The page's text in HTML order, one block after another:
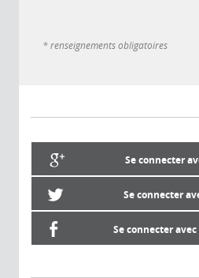
* renseignements obligatoires
Se connecter
Se connecter
Se connecter